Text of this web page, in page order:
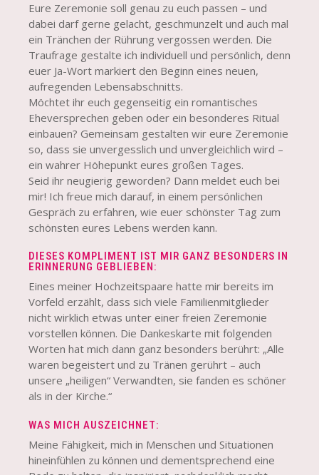
Eure Zeremonie soll genau zu euch passen – und
dabei darf gerne gelacht, geschmunzelt und auch mal
ein Tränchen der Rührung vergossen werden. Die
Traufrage gestalte ich individuell und persönlich, denn
euer Ja-Wort markiert den Beginn eines neuen,
aufregenden Lebensabschnitts.
Möchtet ihr euch gegenseitig ein romantisches
Eheversprechen geben oder ein besonderes Ritual
einbauen? Gemeinsam gestalten wir eure Zeremonie
so, dass sie unvergesslich und unvergleichlich wird –
ein wahrer Höhepunkt eures großen Tages.
Seid ihr neugierig geworden? Dann meldet euch bei
mir! Ich freue mich darauf, in einem persönlichen
Gespräch zu erfahren, wie euer schönster Tag zum
schönsten eures Lebens werden kann.
DIESES KOMPLIMENT IST MIR GANZ BESONDERS IN
ERINNERUNG GEBLIEBEN:
Eines meiner Hochzeitspaare hatte mir bereits im
Vorfeld erzählt, dass sich viele Familienmitglieder
nicht wirklich etwas unter einer freien Zeremonie
vorstellen können. Die Dankeskarte mit folgenden
Worten hat mich dann ganz besonders berührt: „Alle
waren begeistert und zu Tränen gerührt – auch
unsere „heiligen“ Verwandten, sie fanden es schöner
als in der Kirche.“
WAS MICH AUSZEICHNET:
Meine Fähigkeit, mich in Menschen und Situationen
hineinfühlen zu können und dementsprechend eine